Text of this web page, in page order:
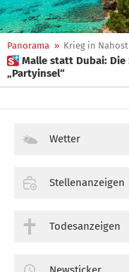
Panorama » Krieg in Nahost
 Malle statt Dubai: Die Superreichen stürmen jetzt die
„Partyinsel“
Wetter
Stellenanzeigen
Todesanzeigen